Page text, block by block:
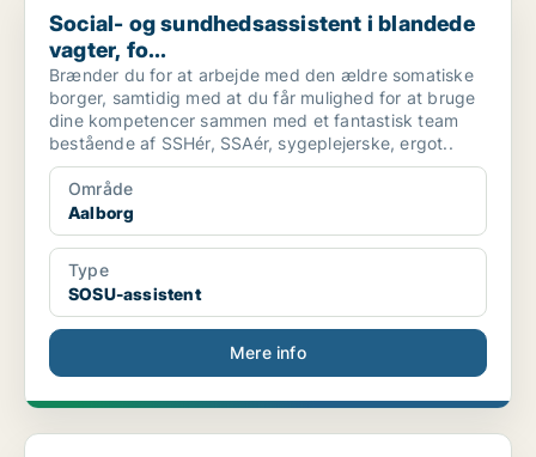
Social- og sundhedsassistent i blandede
vagter, fo...
Brænder du for at arbejde med den ældre somatiske
borger, samtidig med at du får mulighed for at bruge
dine kompetencer sammen med et fantastisk team
bestående af SSHér, SSAér, sygeplejerske, ergot..
Område
Aalborg
Type
SOSU-assistent
Mere info
Stjernehuset søger Husassistent 18 timer om ugen